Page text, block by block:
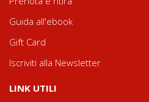
Guida all'ebook
Gift Card
Iscriviti alla Newsletter
LINK UTILI